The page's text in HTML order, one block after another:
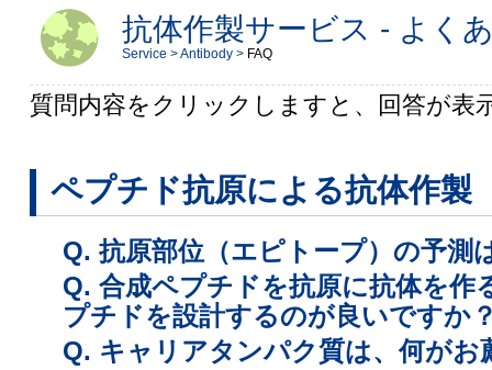
抗体作製サービス - よく
Service >Antibody > FAQ
質問内容をクリックしますと、回答が表
ペプチド抗原による抗体作製
Q. 抗原部位（エピトープ）の予測
Q. 合成ペプチドを抗原に抗体を作
プチドを設計するのが良いですか
Q. キャリアタンパク質は、何がお